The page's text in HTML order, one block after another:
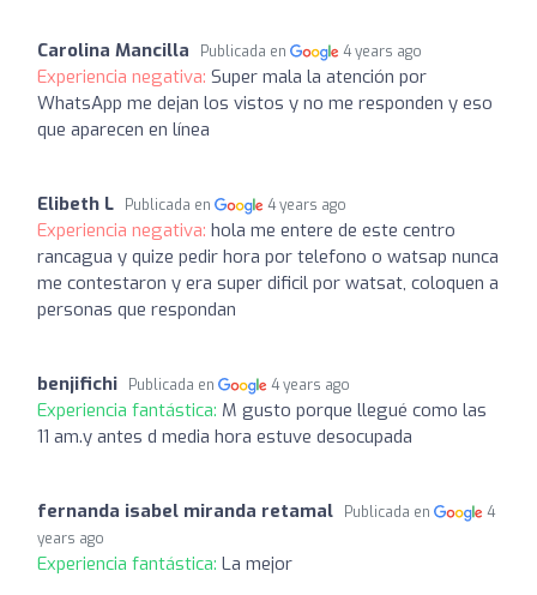
Carolina Mancilla Publicada en 4 years ago
Experiencia negativa: Super mala la atención por
WhatsApp me dejan los vistos y no me responden y eso
que aparecen en línea
Elibeth L Publicada en 4 years ago
Experiencia negativa: hola me entere de este centro
rancagua y quize pedir hora por telefono o watsap nunca
me contestaron y era super dificil por watsat, coloquen a
personas que respondan
benjifichi Publicada en 4 years ago
Experiencia fantástica: M gusto porque llegué como las
11 am.y antes d media hora estuve desocupada
fernanda isabel miranda retamal Publicada en
4
years ago
Experiencia fantástica: La mejor